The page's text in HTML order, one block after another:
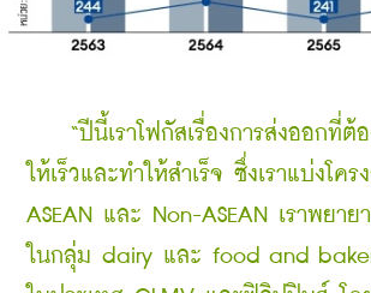
“ปีนี้เราโฟกัสเรื่องการส่งออกที่ต้
ให้เร็วและทำให้สำเร็จ ซึ่งเราแบ่งโคร
ASEAN และ Non-ASEAN เราพยา
ในกลุ่ม dairy และ food and